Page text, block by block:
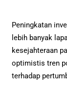
Peningkatan
lebih banyak
kesejahteraan
optimistis tren
terhadap